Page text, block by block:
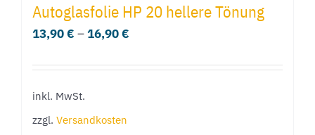
Varianten
auf.
Die
auf
Autoglasfolie HP 20 hellere Tönung
13,90€ –16,90€
inkl. MwSt.
zzgl. Versandkosten